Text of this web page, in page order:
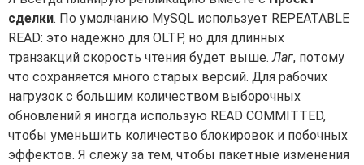
сделки. По умолчанию MySQL использует REPEATABLE
READ: это надежно для OLTP, но для длинных
транзакций скорость чтения будет выше. Лаг, потому
что сохраняется много старых версий. Для рабочих
нагрузок с большим количеством выборочных
обновлений я иногда использую READ COMMITTED,
чтобы уменьшить количество блокировок и побочных
эффектов. Я слежу за тем, чтобы пакетные изменения